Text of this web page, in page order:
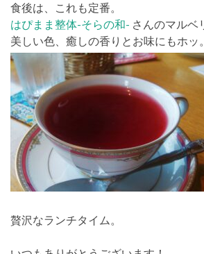
食後は、これも定番。
はぴまま整体-そらの和- さんのマルベ
美しい色、癒しの香りとお味にもホッ。
贅沢なランチタイム。